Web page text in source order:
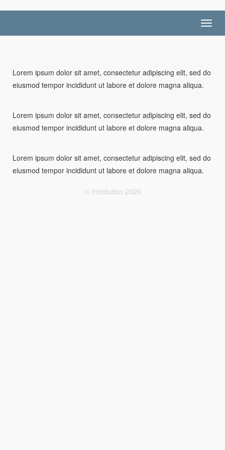
Lorem ipsum dolor sit amet, consectetur adipiscing elit, sed do
eiusmod tempor incididunt ut labore et dolore magna aliqua.
Lorem ipsum dolor sit amet, consectetur adipiscing elit, sed do
eiusmod tempor incididunt ut labore et dolore magna aliqua.
Lorem ipsum dolor sit amet, consectetur adipiscing elit, sed do
eiusmod tempor incididunt ut labore et dolore magna aliqua.
© Introlution 2026